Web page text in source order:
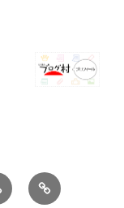
バ
ー